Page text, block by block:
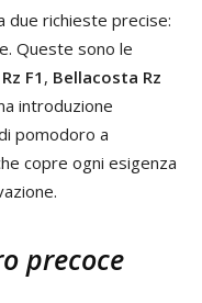
due richieste precise:
Queste sono le
F1 , Bellacosta Rz
introduzione
pomodoro a
copre ogni esigenza
precoce